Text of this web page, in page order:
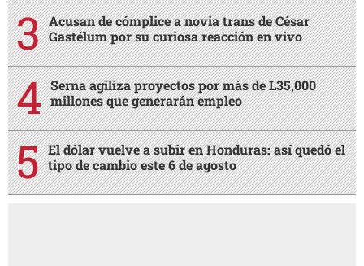
Acusan de cómplice a novia trans de César
Gastélum por su curiosa reacción en vivo
Serna agiliza proyectos por más de L35,000
millones que generarán empleo
El dólar vuelve a subir en Honduras: así quedó el
tipo de cambio este 6 de agosto